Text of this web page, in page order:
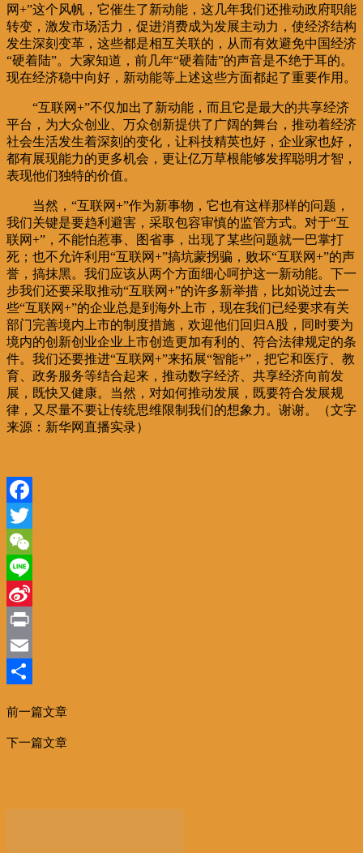
网+”这个风帆，它催生了新动能，这几年我们还推动政府职能
转变，激发市场活力，促进消费成为发展主动力，使经济结构
发生深刻变革，这些都是相互关联的，从而有效避免中国经济
“硬着陆”。大家知道，前几年“硬着陆”的声音是不绝于耳的。
现在经济稳中向好，新动能等上述这些方面都起了重要作用。
“互联网+”不仅加出了新动能，而且它是最大的共享经济
平台，为大众创业、万众创新提供了广阔的舞台，推动着经济
社会生活发生着深刻的变化，让科技精英也好，企业家也好，
都有展现能力的更多机会，更让亿万草根能够发挥聪明才智，
表现他们独特的价值。
当然，“互联网+”作为新事物，它也有这样那样的问题，
我们关键是要趋利避害，采取包容审慎的监管方式。对于“互
联网+”，不能怕惹事、图省事，出现了某些问题就一巴掌打
死；也不允许利用“互联网+”搞坑蒙拐骗，败坏“互联网+”的声
誉，搞抹黑。我们应该从两个方面细心呵护这一新动能。下一
步我们还要采取推动“互联网+”的许多新举措，比如说过去一
些“互联网+”的企业总是到海外上市，现在我们已经要求有关
部门完善境内上市的制度措施，欢迎他们回归A股，同时要为
境内的创新创业企业上市创造更加有利的、符合法律规定的条
件。我们还要推进“互联网+”来拓展“智能+”，把它和医疗、教
育、政务服务等结合起来，推动数字经济、共享经济向前发
展，既快又健康。当然，对如何推动发展，既要符合发展规
律，又尽量不要让传统思维限制我们的想象力。谢谢。（文字
来源：新华网直播实录）
Facebook
Twitter
WeChat
Line
Sina
Weibo
Print
Email
前一篇文章
下一篇文章